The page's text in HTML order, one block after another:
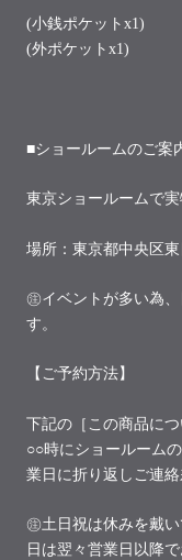
(小銭ポケットx1)
(外ポケットx1)
■ショールームのご案
東京ショールームで
場所：東京都中央区
㊟イベントが多い為
す。
【ご予約方法】
下記の［この商品に
○○時にショールーム
業日に折り返しご連絡
㊟土日祝は休みを戴
日は翌々営業日以降